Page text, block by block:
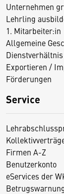
Unternehmen
Lehrling
1. Mitarbeiter:in
Allgemeine
Exportieren /
Förderungen
Service
Firmen A-Z
Benutzerkonto
eServices der